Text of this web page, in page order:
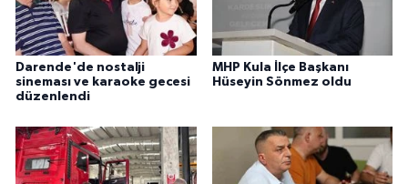
Darende'de nostalji
sineması ve karaoke gecesi
düzenlendi
MHP Kula İlçe Başkanı
Hüseyin Sönmez oldu